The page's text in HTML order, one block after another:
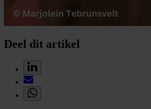
Deel dit artikel